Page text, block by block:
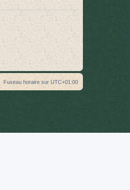
Fuseau horaire sur UTC+01:00